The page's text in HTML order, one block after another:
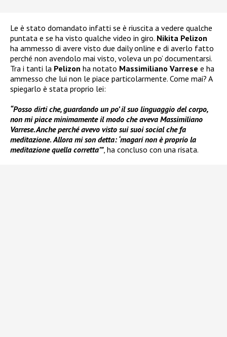
Le è stato domandato infatti se è riuscita a vedere qualche
puntata e se ha visto qualche video in giro. Nikita Pelizon
ha ammesso di avere visto due daily online e di averlo fatto
perché non avendolo mai visto, voleva un po’ documentarsi.
Tra i tanti la Pelizon ha notato Massimiliano Varrese e ha
ammesso che lui non le piace particolarmente. Come mai? A
spiegarlo è stata proprio lei:
“Posso dirti che, guardando un po’ il suo linguaggio del corpo,
non mi piace minimamente il modo che aveva Massimiliano
Varrese. Anche perché avevo visto sui suoi social che fa
meditazione. Allora mi son detta: ‘magari non è proprio la
meditazione quella corretta’”, ha concluso con una risata.